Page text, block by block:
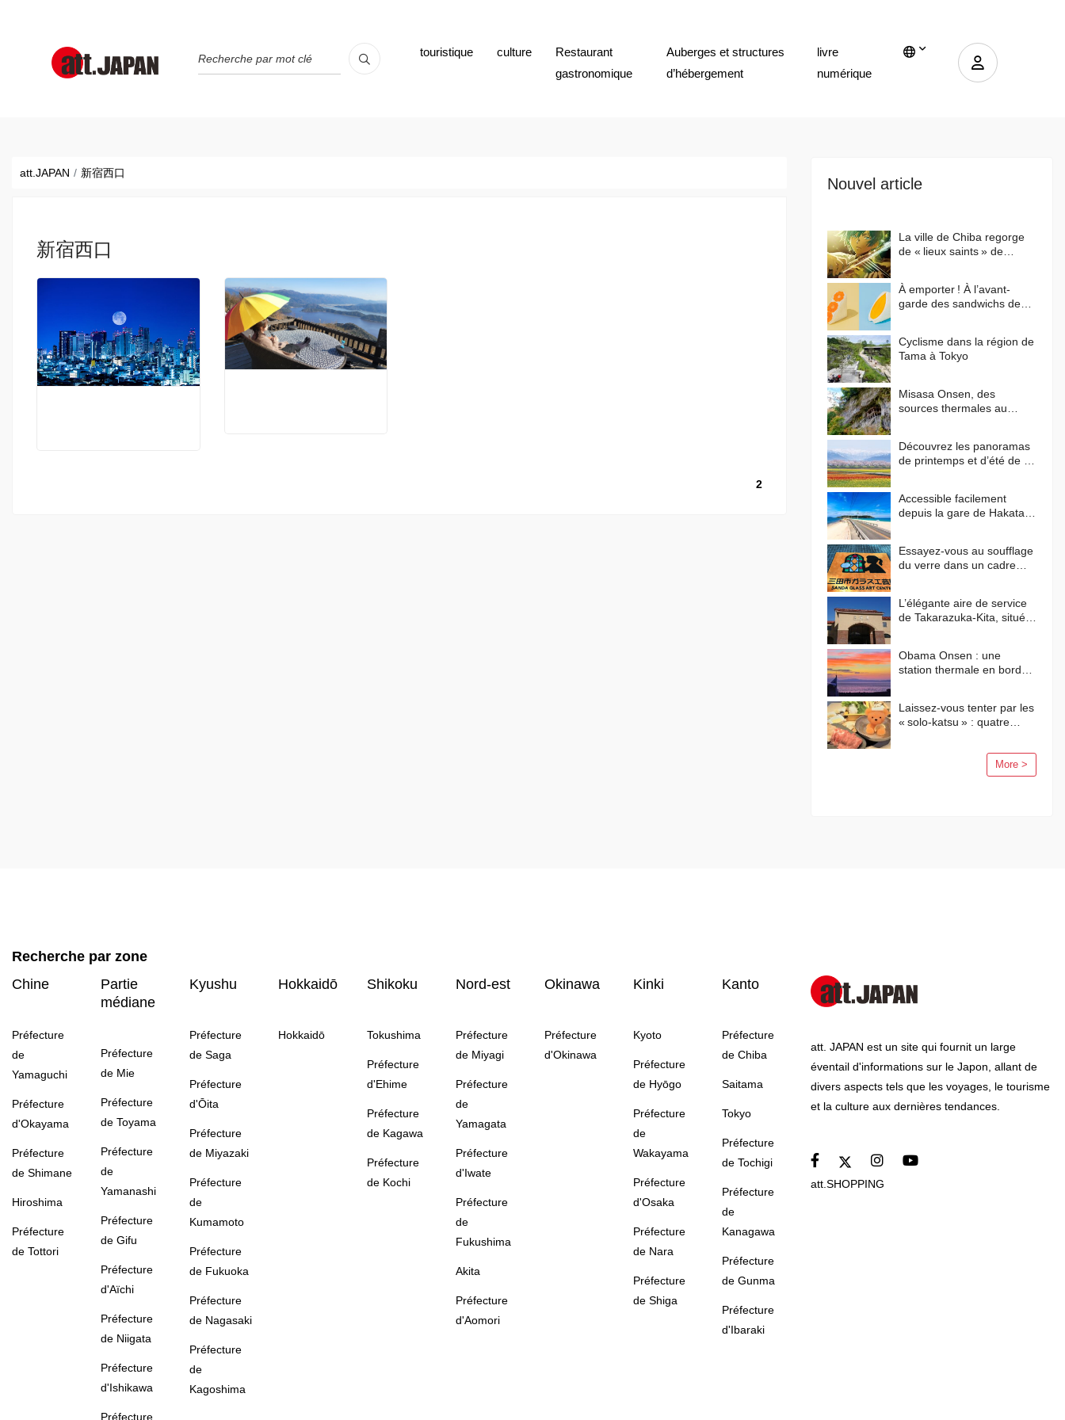
touristique culture
Restaurant
gastronomique
Auberges et structures
d’hébergement
livre
numérique
att.JAPAN 新宿西口
新宿西口
2
Nouvel article
La ville de Chiba regorge
de « lieux saints » de
lieu de prédilection pour les
animes ?
À emporter ! À l’avant-
garde des sandwichs de
Cyclisme dans la région de
Tama à Tokyo
Misasa Onsen, des
sources thermales au
Découvrez les panoramas
de printemps et d’été de la
Accessible facilement
depuis la gare de Hakata !
Essayez-vous au soufflage
du verre dans un cadre
L’élégante aire de service
de Takarazuka-Kita, située
méditerranéens
Obama Onsen : une
station thermale en bord
Laissez-vous tenter par les
« solo-katsu » : quatre
More >
Recherche par zone
Chine
Préfecture
de
Yamaguchi
Préfecture
d'Okayama
Préfecture
de Shimane
Hiroshima
Préfecture
de Tottori
Partie
médiane
Préfecture
de Mie
Préfecture
de Toyama
Préfecture
de
Yamanashi
Préfecture
de Gifu
Préfecture
d'Aïchi
Préfecture
de Niigata
Préfecture
d'Ishikawa
Préfecture
Kyushu
Préfecture
de Saga
Préfecture
d'Ōita
Préfecture
de Miyazaki
Préfecture
de
Kumamoto
Préfecture
de Fukuoka
Préfecture
de Nagasaki
Préfecture
de
Kagoshima
Hokkaidō
Hokkaidō
Shikoku
Tokushima
Préfecture
d'Ehime
Préfecture
de Kagawa
Préfecture
de Kochi
Nord-est
Préfecture
de Miyagi
Préfecture
de
Yamagata
Préfecture
d'Iwate
Préfecture
de
Fukushima
Akita
Préfecture
d'Aomori
Okinawa
Préfecture
d'Okinawa
Kinki
Kyoto
Préfecture
de Hyōgo
Préfecture
de
Wakayama
Préfecture
d'Osaka
Préfecture
de Nara
Préfecture
de Shiga
Kanto
Préfecture
de Chiba
Saitama
Tokyo
Préfecture
de Tochigi
Préfecture
de
Kanagawa
Préfecture
de Gunma
Préfecture
d'Ibaraki
att. JAPAN est un site qui fournit un large
éventail d'informations sur le Japon, allant de
divers aspects tels que les voyages, le tourisme
et la culture aux dernières tendances.
att.SHOPPING